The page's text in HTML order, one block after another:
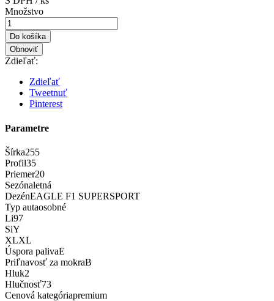
Množstvo
Do košíka
Zdieľať:
Zdieľať
Tweetnuť
Pinterest
Parametre
Šírka255
Profil35
Priemer20
Sezónaletná
DezénEAGLE F1 SUPERSPORT
Typ autaosobné
Li97
SiY
XLXL
Úspora palivaE
Priľnavosť za mokraB
Hluk2
Hlučnosť73
Cenová kategóriapremium